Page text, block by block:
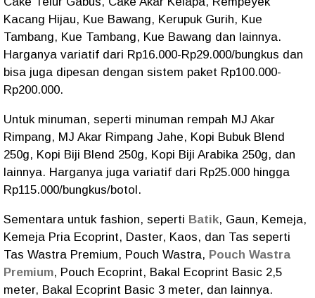
Kacang Hijau, Kue Bawang, Kerupuk Gurih, Kue
Tambang, Kue Tambang, Kue Bawang dan lainnya.
Harganya variatif dari Rp16.000-Rp29.000/bungkus dan
bisa juga dipesan dengan sistem paket Rp100.000-
Rp200.000.
Untuk minuman, seperti minuman rempah MJ Akar
Rimpang, MJ Akar Rimpang Jahe, Kopi Bubuk Blend
250g, Kopi Biji Blend 250g, Kopi Biji Arabika 250g, dan
lainnya. Harganya juga variatif dari Rp25.000 hingga
Rp115.000/bungkus/botol.
Sementara untuk fashion, seperti Batik, Gaun, Kemeja,
Kemeja Pria Ecoprint, Daster, Kaos, dan Tas seperti
Tas Wastra Premium, Pouch Wastra, Pouch Wastra
Premium, Pouch Ecoprint, Bakal Ecoprint Basic 2,5
meter, Bakal Ecoprint Basic 3 meter, dan lainnya.